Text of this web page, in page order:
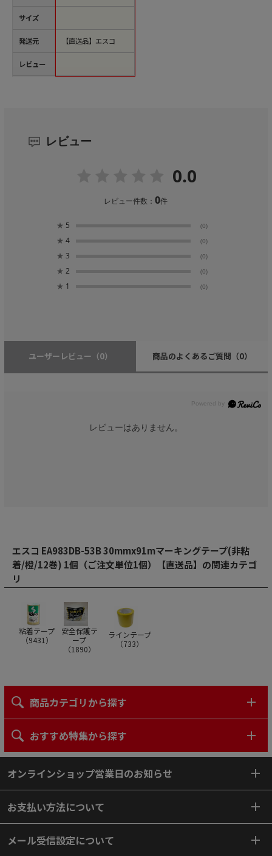
サイズ
発送元
レビュー
【直送品】エスコ
レビュー
0.0
レビュー件数：0件
★ 5 (0)
★ 4 (0)
★ 3 (0)
★ 2 (0)
★ 1 (0)
ユーザーレビュー （0） 商品のよくあるご質問 （0）
レビューはありません。
エスコ EA983DB-53B 30mmx91mマーキングテープ(非粘
着/橙/12巻) 1個（ご注文単位1個）【直送品】の関連カテゴ
リ
粘着テープ
（9431）
安全保護テ
ープ
（1890）
ラインテープ
（733）
商品カテゴリから探す
おすすめ特集から探す
オンラインショップ営業日のお知らせ
お支払い方法について
メール受信設定について